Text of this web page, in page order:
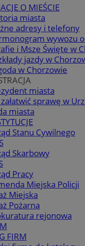
O MIEŚCIE
miasta
adresy i telefony
wywozu
i Msze Święte w
jazdy w
w Chorzowie
miasta
załatwić sprawę w
miasta
Stanu Cywilnego
Skarbowy
Pracy
Miejska Policji
Miejska
Pożarna
rejonowa
FIRM